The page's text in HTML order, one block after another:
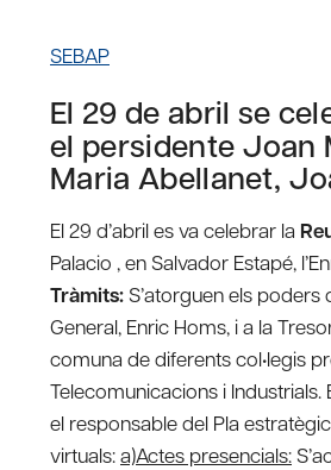
SEBAP
El 29 de abril se
el persidente Joan
Maria Abellanet,
El 29 d’abril es va celebrar la
Palacio , en Salvador Estapé,
Tràmits:S’atorguen els
General, Enric Homs, i a la
comuna de diferents col•legis
Telecomunicacions i Industrials.
el responsable del Pla
virtuals:a)Actes presencials: